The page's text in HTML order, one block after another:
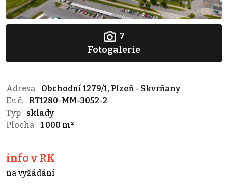
7
Fotogalerie
Adresa
Obchodní 1279/1, Plzeň - Skvrňany
Ev. č.
RT1280-MM-3052-2
Typ
sklady
Plocha
1 000 m²
info v RK
na vyžádání